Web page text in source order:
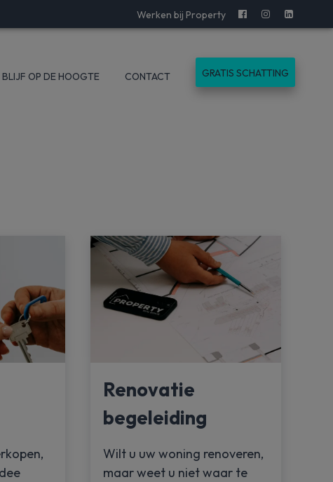
Werken bij Property
BLIJF OP DE HOOGTE CONTACT GRATIS SCHATTING
Renovatie
begeleiding
Wilt u uw woning renoveren,
maar weet u niet waar te